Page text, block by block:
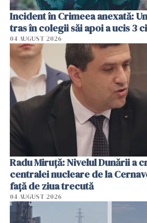
Incident în Crimeea anexată:
tras în colegii săi apoi a ucis 3
04 AUGUST 2026
Radu Miruţă: Nivelul Dunării a
centralei nucleare de la
faţă de ziua trecută
04 AUGUST 2026